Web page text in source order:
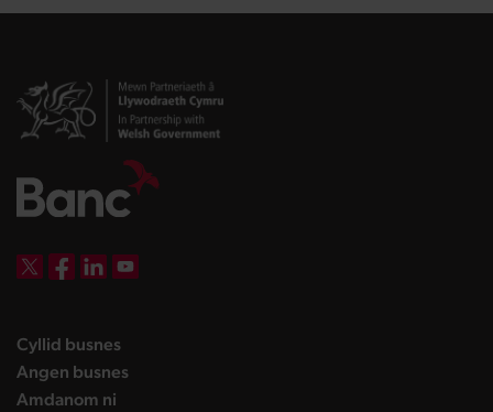
Cyllid busneslanding page
Angen busneslanding page
Amdanom ni